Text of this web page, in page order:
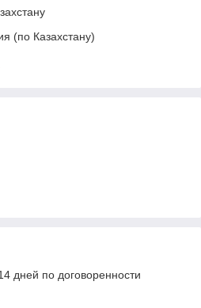
(по Казахстану)
дней по договоренности